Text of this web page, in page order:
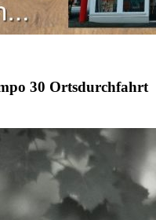
30 Ortsdurchfahrt